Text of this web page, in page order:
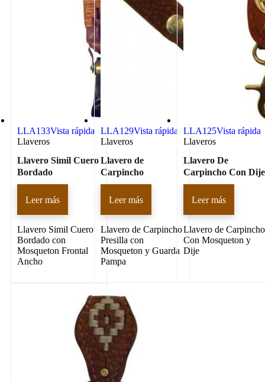
LLA133Vista rápida
Llaveros
Llavero Simil Cuero
Bordado
Leer más
Llavero Simil Cuero
Bordado con
Mosqueton Frontal
Ancho
LLA129Vista rápida
Llaveros
Llavero de
Carpincho
Leer más
Llavero de Carpincho
Presilla con
Mosqueton y Guarda
Pampa
LLA125Vista rápida
Llaveros
Llavero De
Carpincho Con Dije
Leer más
Llavero de Carpincho
Con Mosqueton y
Dije